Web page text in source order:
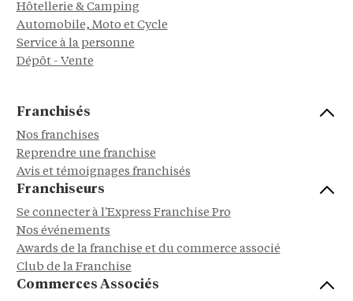
Hôtellerie & Camping
Automobile, Moto et Cycle
Service à la personne
Dépôt - Vente
Franchisés
Nos franchises
Reprendre une franchise
Avis et témoignages franchisés
Franchiseurs
Se connecter à l'Express Franchise Pro
Nos événements
Awards de la franchise et du commerce associé
Club de la Franchise
Commerces Associés